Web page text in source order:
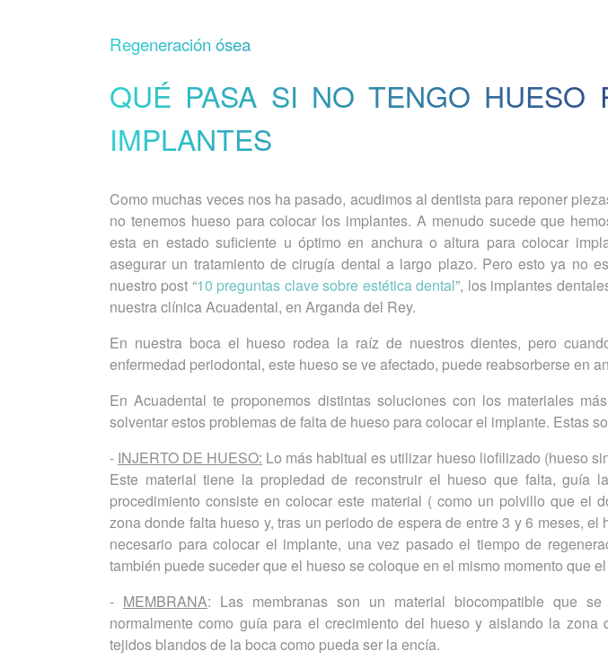
Regeneración ósea
QUÉ PASA SI NO TENGO HUESO
IMPLANTES
Como muchas veces nos ha pasado, acudimos al dentista para reponer
no tenemos hueso para colocar los implantes. A menudo sucede que
esta en estado suficiente u óptimo en anchura o altura para colocar
asegurar un tratamiento de cirugía dental a largo plazo. Pero esto ya no
nuestro post “10 preguntas clave sobre estética dental”, los implantes
nuestra clínica Acuadental, en Arganda del Rey.
En nuestra boca el hueso rodea la raíz de nuestros dientes, pero
enfermedad periodontal, este hueso se ve afectado, puede reabsorberse en
En Acuadental te proponemos distintas soluciones con los materiales
solventar estos problemas de falta de hueso para colocar el implante. Estas
- INJERTO DE HUESO: Lo más habitual es utilizar hueso liofilizado (hueso
Este material tiene la propiedad de reconstruir el hueso que falta, guía
procedimiento consiste en colocar este material ( como un polvillo que el
zona donde falta hueso y, tras un periodo de espera de entre 3 y 6 meses,
necesario para colocar el implante, una vez pasado el tiempo de
también puede suceder que el hueso se coloque en el mismo momento que
- MEMBRANA: Las membranas son un material biocompatible que
normalmente como guía para el crecimiento del hueso y aislando la
tejidos blandos de la boca como pueda ser la encía.